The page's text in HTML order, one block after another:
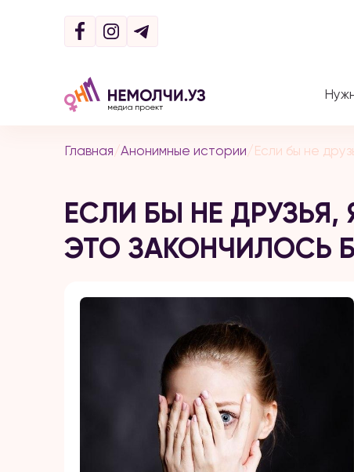
Главная/Анонимные истории/Если бы не
ЕСЛИ БЫ НЕ
ЭТО ЗАКОНЧИЛОСЬ